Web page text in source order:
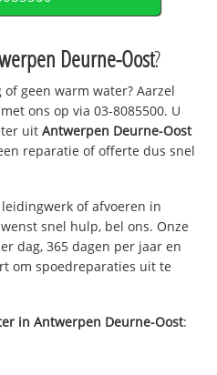
Deurne-Oost?
geen warm water? Aarzel
ons op via 03-8085500. U
uitAntwerpen Deurne-Oost
reparatie of offerte dus snel
of afvoeren in
snel hulp, bel ons. Onze
dag, 365 dagen per jaar en
om spoedreparaties uit te
inAntwerpen Deurne-Oost: